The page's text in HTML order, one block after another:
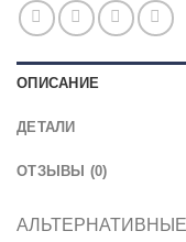
ОПИСАНИЕ
ДЕТАЛИ
ОТЗЫВЫ (0)
АЛЬТЕРНАТИВНЫЕ